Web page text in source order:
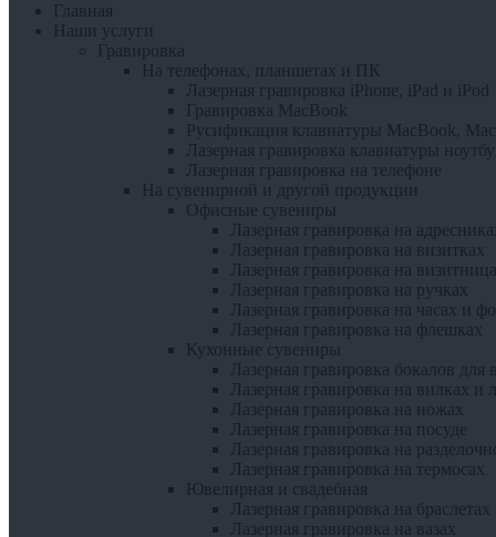
Главная
Наши услуги
Гравировка
На телефонах, планшетах и ПК
Лазерная гравировка iPhone, iPad и iPоd
Гравировка MacBook
Русификация клавиатуры MacBook,
Лазерная гравировка клавиатуры
Лазерная гравировка на телефоне
На сувенирной и другой продукции
Офисные сувениры
Лазерная гравировка на
Лазерная гравировка на визитках
Лазерная гравировка на
Лазерная гравировка на ручках
Лазерная гравировка на часах и
Лазерная гравировка на флешках
Кухонные сувениры
Лазерная гравировка бокалов для
Лазерная гравировка на вилках и
Лазерная гравировка на ножах
Лазерная гравировка на посуде
Лазерная гравировка на
Лазерная гравировка на термосах
Ювелирная и свадебная
Лазерная гравировка на браслетах
Лазерная гравировка на вазах